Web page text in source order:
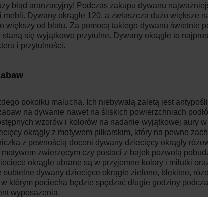
błąd aranżacyjny! Podczas zakupu dywanu
Dywany okrągłe 120, a zwłaszcza dużo większe
większy od blatu. Za pomocą takiego dywanu świetnie
się wyjątkowo przytulne. Dywany okrągłe to
i przytulności.
pokoiku malucha. Ich niebywałą zaletą jest
na dywanie nawet na śliskich powierzchniach
wzorów i kolorów na nadanie wyjątkowej aury
okrągły z motywem piłkarskim, który na pewno
z pewnością doceni dywany dziecięcy okrągły
zwierzęcym czy postaci z bajek pozwolą
okrągłe ubrane są w przyjemne kolory i milutki
dywany dziecięce okrągłe zielone, błękitne,
którym pociecha będzie spędzać długie godziny
wyposażenia.